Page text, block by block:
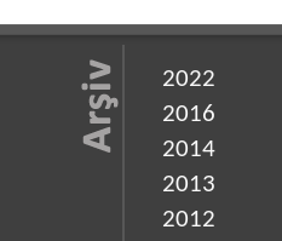
2022
2016
2014
2013
2012